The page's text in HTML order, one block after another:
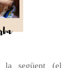
següent (el